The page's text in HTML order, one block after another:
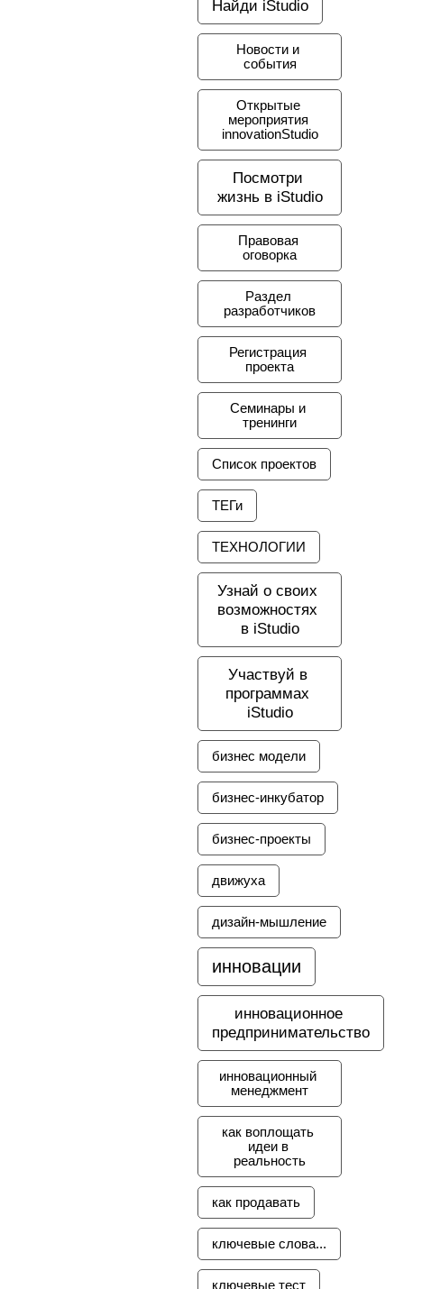
Найди iStudio
Новости и
события
Открытые
мероприятия
innovationStudio
Посмотри
жизнь в iStudio
Правовая
оговорка
Раздел
разработчиков
Регистрация
проекта
Семинары и
тренинги
Список проектов
ТЕГи
ТЕХНОЛОГИИ
Узнай о своих
возможностях
в iStudio
Участвуй в
программах
iStudio
бизнес модели
бизнес-инкубатор
бизнес-проекты
движуха
дизайн-мышление
инновации
инновационное
предпринимательство
инновационный
менеджмент
как воплощать
идеи в
реальность
как продавать
ключевые слова...
ключевые тест